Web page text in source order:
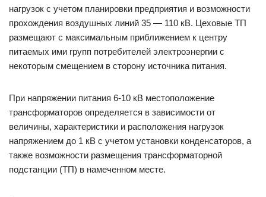
нагрузок с учетом планировки предприятия и возможности
прохождения воздушных линий 35 — 110 кВ. Цеховые ТП
размещают с максимальным приближением к центру
питаемых ими групп потребителей электроэнергии с
некоторым смещением в сторону источника питания.
При напряжении питания 6-10 кВ местоположение
трансформаторов определяется в зависимости от
величины, характеристики и расположения нагрузок
напряжением до 1 кВ с учетом установки конденсаторов, а
также возможности размещения трансформаторной
подстанции (ТП) в намеченном месте.